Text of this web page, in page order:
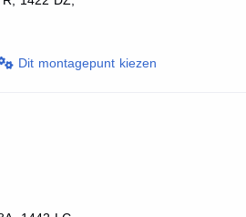
Dit montagepunt kiezen